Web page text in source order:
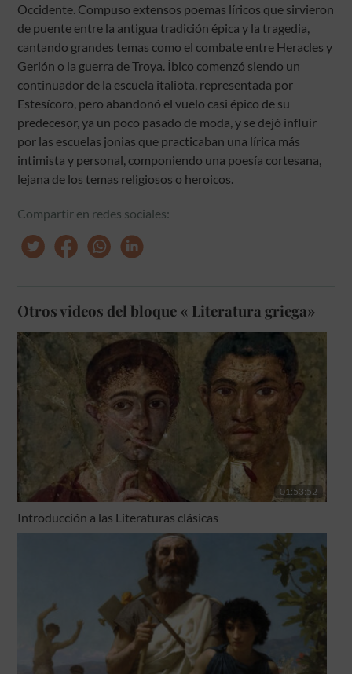
Occidente. Compuso extensos poemas líricos que sirvieron
de puente entre la antigua tradición épica y la tragedia,
cantando grandes temas como el combate entre Heracles y
Gerión o la guerra de Troya. Íbico comenzó siendo un
continuador de la escuela italiota, representada por
Estesícoro, pero abandonó el vuelo casi épico de su
predecesor, ya un poco pasado de moda, y se dejó influir
por las escuelas jonias que practicaban una lírica más
intimista y personal, componiendo una poesía cortesana,
lejana de los temas religiosos o heroicos.
Compartir en redes sociales:
Otros videos del bloque « Literatura griega»
01:53:52
Introducción a las Literaturas clásicas